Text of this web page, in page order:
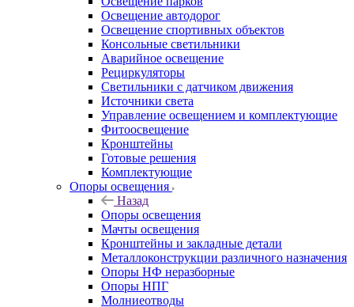
Освещение автодорог
Освещение спортивных объектов
Консольные светильники
Аварийное освещение
Рециркуляторы
Светильники с датчиком движения
Источники света
Управление освещением и комплектующие
Фитоосвещение
Кронштейны
Готовые решения
Комплектующие
Опоры освещения
Назад
Опоры освещения
Мачты освещения
Кронштейны и закладные детали
Металлоконструкции различного назначения
Опоры НФ неразборные
Опоры НПГ
Молниеотводы